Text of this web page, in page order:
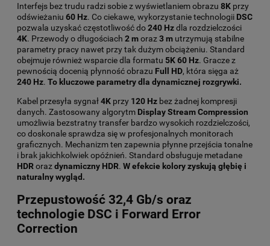
Interfejs bez trudu radzi sobie z wyświetlaniem obrazu 8K przy
odświeżaniu 60 Hz. Co ciekawe, wykorzystanie technologii DSC
pozwala uzyskać częstotliwość do240 Hzdla rozdzielczości
4K. Przewody o długościach 2 moraz3 m utrzymują stabilne
parametry pracy nawet przy tak dużym obciążeniu. Standard
obejmuje również wsparcie dla formatu 5K60 Hz. Gracze z
pewnością docenią płynność obrazu Full HD, która sięga aż
240 Hz. To kluczowe parametry dla dynamicznej rozgrywki.
Kabel przesyła sygnał4K przy 120 Hz bez żadnej kompresji
danych. Zastosowany algorytm Display Stream Compression
umożliwia bezstratny transfer bardzo wysokich rozdzielczości,
co doskonale sprawdza się w profesjonalnych monitorach
graficznych. Mechanizm ten zapewnia płynne przejścia tonalne
i brak jakichkolwiek opóźnień. Standard obsługuje metadane
HDRorazdynamiczny HDR. W efekcie kolory zyskują głębię i
naturalny wygląd.
Przepustowość 32,4 Gb/s oraz
technologie DSC i Forward Error
Correction